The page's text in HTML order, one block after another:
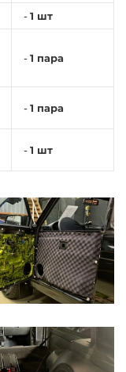
-1 шт
-1 пара
-1 пара
-1 шт